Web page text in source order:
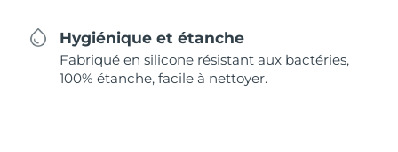
Hygiénique et étanche
Fabriqué en silicone résistant aux bactéries,
100% étanche, facile à nettoyer.